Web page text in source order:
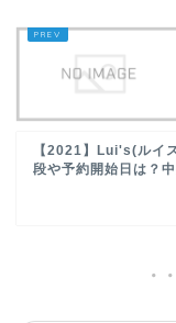
【2021】Lui's(ルイ
段や予約開始日は？